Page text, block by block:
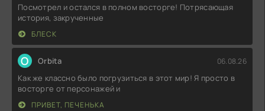
Посмотрел и остался в полном восторге! Потрясающая
история, закрученные
БЛЕСК
O Orbita 06.08.26
Как же классно было погрузиться в этот мир! Я просто в
восторге от персонажей и
ПРИВЕТ, ПЕЧЕНЬКА